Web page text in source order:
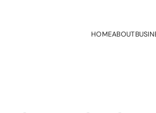
HOMEABOUT